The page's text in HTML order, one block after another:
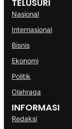
TELUSURI
Nasional
Internasional
Bisnis
Ekonomi
Politik
Olahraga
INFORMASI
Redaksi